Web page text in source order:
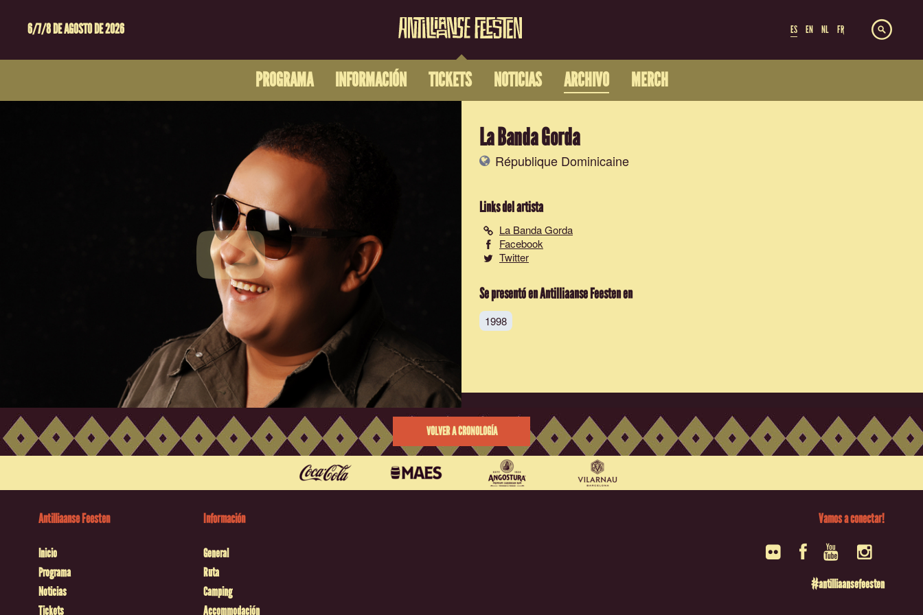
6/7/8 DE AGOSTO DE 2026 ES EN NL FR
PROGRAMA INFORMACIÓN TICKETS NOTICIAS ARCHIVO MERCH
La Banda Gorda
République Dominicaine
Links del artista
La Banda Gorda
Facebook
Twitter
Se presentó en Antilliaanse Feesten en
1998
VOLVER A CRONOLOGÍA
Antilliaanse Feesten
Inicio
Programa
Noticias
Tickets
Información
General
Ruta
Camping
Accommodación
Vamos a conectar!
#antilliaansefeesten